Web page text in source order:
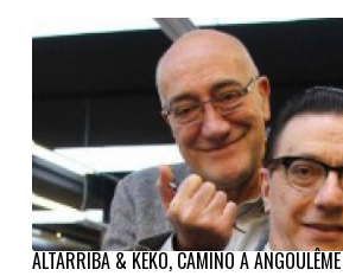
ALTARRIBA & KEKO, CAMINO A